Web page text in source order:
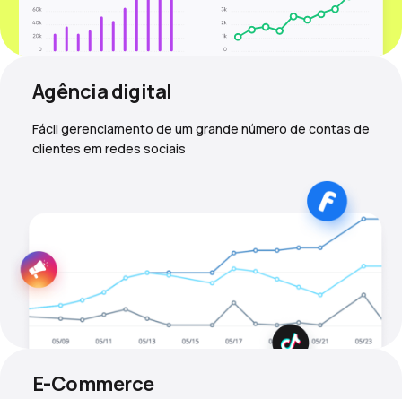
Agência digital
Fácil gerenciamento de um grande número de contas de
clientes em redes sociais
E-Commerce